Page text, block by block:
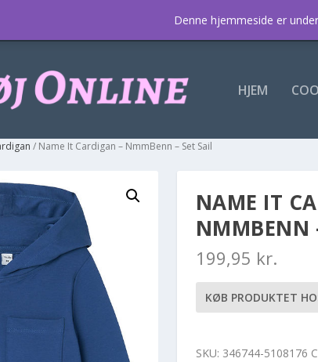
HJEM
/ Name It Cardigan – NmmBenn – Set Sail
NAME IT
NMMBENN
199,95 kr.
KØB PRODUKTET
SKU: 346744-5108176
Denne hjemmeside er